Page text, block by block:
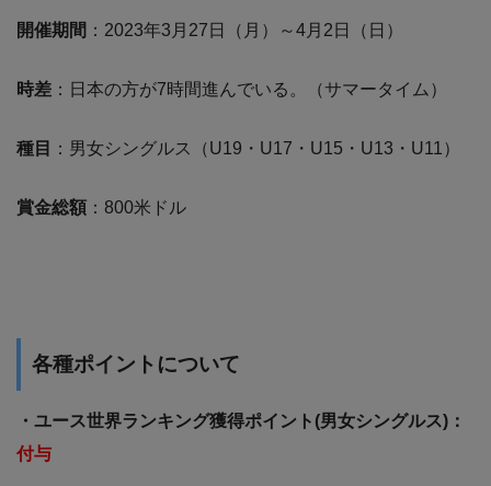
開催期間 ：2023年3月27日（月）～4月2日（日）
時差 ：日本の方が7時間進んでいる。（サマータイム）
種目 ：男女シングルス（U19・U17・U15・U13・U11）
賞金総額 ：800米ドル
各種ポイントについて
・ユース世界ランキング獲得ポイント(男女シングルス)：
付与